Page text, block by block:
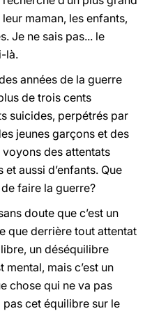
maman, les enfants,
Je ne sais pas... le
là.
années de la guerre
de trois cents
suicides, perpétrés par
jeunes garçons et des
des attentats
aussi d’enfants. Que
faire la guerre?
doute que c’est un
que derrière tout attentat
un déséquilibre
mental, mais c’est un
chose qui ne va pas
pas cet équilibre sur le